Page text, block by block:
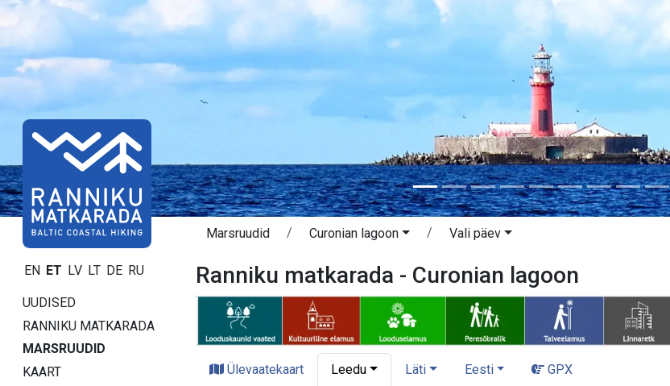
EN ET LV LT DE RU
UUDISED
RANNIKU MATKARADA
MARSRUUDID
KAART
Marsruudid Curonian lagoon Vali päev
Ranniku matkarada - Curonian lagoon
Ülevaatekaart Leedu Läti Eesti GPX